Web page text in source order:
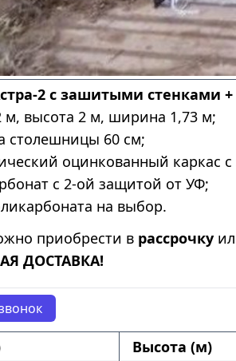
2 с зашитыми стенками
м, высота 2 м, ширина 1,73 м;
столешницы 60 см;
оцинкованный каркас
с 2-ой защитой от УФ;
на выбор.
приобрести в рассрочку
ДОСТАВКА!
Высота (м)